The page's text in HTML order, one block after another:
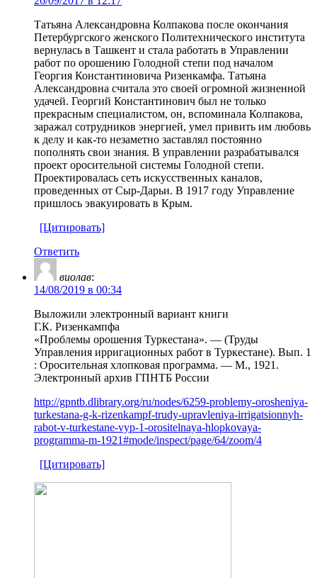
Татьяна Александровна Колпакова после окончания
Петербургского женского Политехнического института
вернулась в Ташкент и стала работать в Управлении
работ по орошению Голодной степи под началом
Георгия Константиновича Ризенкамфа. Татьяна
Александровна считала это своей огромной жизненной
удачей. Георгий Константинович был не только
прекрасным специалистом, он, вспоминала Колпакова,
заражал сотрудников энергией, умел привить им любовь
к делу и как-то незаметно заставлял постоянно
пополнять свои знания. В управлении разрабатывался
проект оросительной системы Голодной степи.
Проектировалась сеть искусственных каналов,
проведенных от Сыр-Дарьи. В 1917 году Управление
пришлось эвакуировать в Крым.
[Цитировать]
Ответить
виолав:
14/08/2019 в 00:34
Выложили электронный вариант книги
Г.К. Ризенкампфа
«Проблемы орошения Туркестана». — (Труды
Управления ирригационных работ в Туркестане). Вып. 1
: Оросительная хлопковая программа. — М., 1921.
Электронный архив ГПНТБ России
http://gpntb.dlibrary.org/ru/nodes/6259-problemy-orosheniya-
turkestana-g-k-rizenkampf-trudy-upravleniya-irrigatsionnyh-
rabot-v-turkestane-vyp-1-orositelnaya-hlopkovaya-
programma-m-1921#mode/inspect/page/64/zoom/4
[Цитировать]